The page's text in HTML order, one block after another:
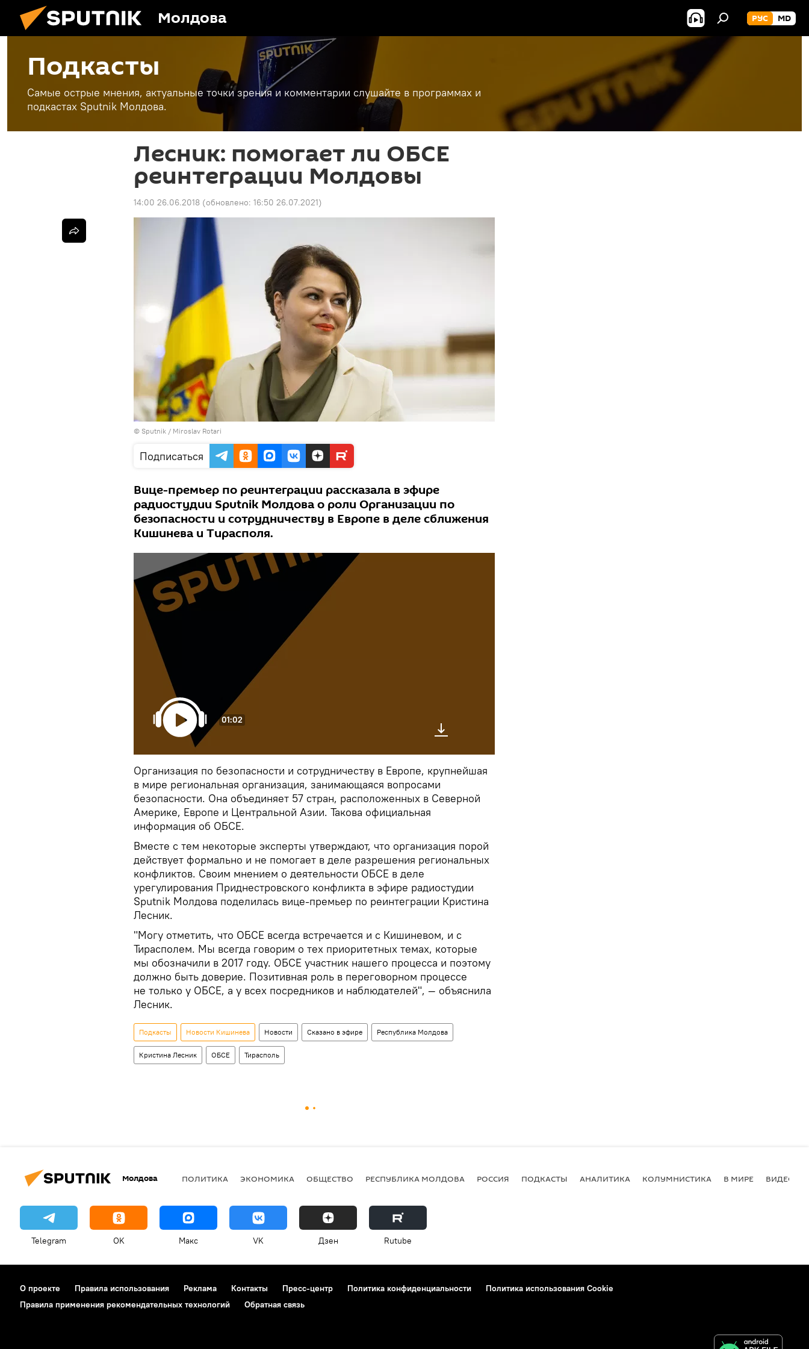
Молдова РУС MD
Подкасты
Самые острые мнения, актуальные точки зрения и комментарии слушайте в программах и
подкастах Sputnik Молдова.
Лесник: помогает ли ОБСЕ
реинтеграции Молдовы
14:00 26.06.2018 (обновлено: 16:50 26.07.2021)
© Sputnik / Miroslav Rotari
Подписаться
Вице-премьер по реинтеграции рассказала в эфире
радиостудии Sputnik Молдова о роли Организации по
безопасности и сотрудничеству в Европе в деле сближения
Кишинева и Тирасполя.
01:02
Организация по безопасности и сотрудничеству в Европе, крупнейшая
в мире региональная организация, занимающаяся вопросами
безопасности. Она объединяет 57 стран, расположенных в Северной
Америке, Европе и Центральной Азии. Такова официальная
информация об ОБСЕ.
Вместе с тем некоторые эксперты утверждают, что организация порой
действует формально и не помогает в деле разрешения региональных
конфликтов. Своим мнением о деятельности ОБСЕ в деле
урегулирования Приднестровского конфликта в эфире радиостудии
Sputnik Молдова поделилась вице-премьер по реинтеграции Кристина
Лесник.
"Могу отметить, что ОБСЕ всегда встречается и с Кишиневом, и с
Тирасполем. Мы всегда говорим о тех приоритетных темах, которые
мы обозначили в 2017 году. ОБСЕ участник нашего процесса и поэтому
должно быть доверие. Позитивная роль в переговорном процессе
не только у ОБСЕ, а у всех посредников и наблюдателей", — объяснила
Лесник.
Подкасты Новости Кишинева Новости Сказано в эфире Республика Молдова
Кристина Лесник ОБСЕ Тирасполь
Молдова ПОЛИТИКА ЭКОНОМИКА ОБЩЕСТВО РЕСПУБЛИКА МОЛДОВА РОССИЯ ПОДКАСТЫ АНАЛИТИКА КОЛУМНИСТИКА В МИРЕ ВИДЕО
Telegram OK Макс VK Дзен Rutube
О проекте Правила использования Реклама Контакты Пресс-центр Политика конфиденциальности
Политика использования Cookie
Правила применения рекомендательных технологий
Обратная связь